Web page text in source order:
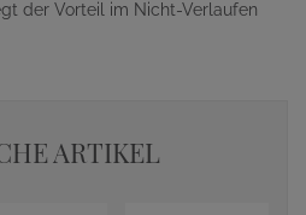
der Vorteil im Nicht-Verlaufen
ARTIKEL